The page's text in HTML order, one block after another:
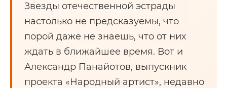
Звезды отечественной эстрады
настолько не предсказуемы, что
порой даже не знаешь, что от них
ждать в ближайшее время. Вот и
Александр Панайотов, выпускник
проекта «Народный артист», недавно